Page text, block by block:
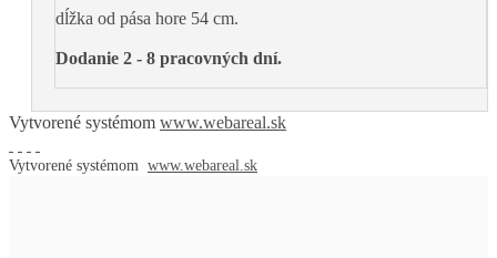
dĺžka od pása hore 54 cm.
Dodanie 2 - 8 pracovných dní.
Vytvorené systémom www.webareal.sk
Vytvorené systémom www.webareal.sk